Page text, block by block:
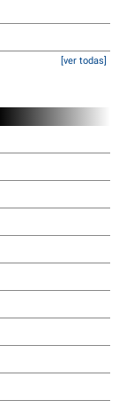
[ver todas]